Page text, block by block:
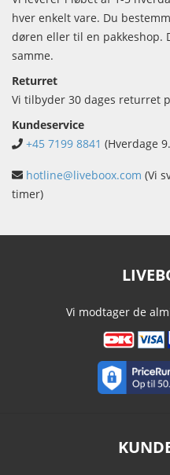
hver enkelt vare. Du
døren eller til en pakkeshop.
samme.
Returret
Vi tilbyder 30 dages returret
Kundeservice
+45 7199 8841 (Hverdage
hotline@liveboox.com (Vi
timer)
Vi modtager de